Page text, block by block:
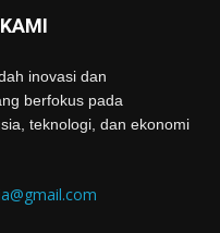
inovasi dan
berfokus pada
teknologi, dan ekonomi